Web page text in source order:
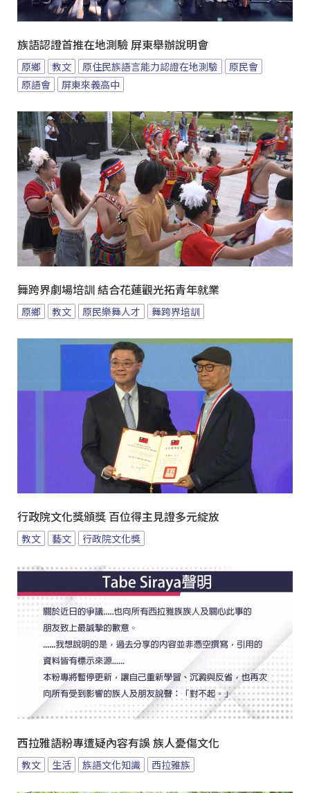
族語認證首推在地測驗 屏東舉辦說明會
原鄉 教文 原住民族語言能力認證在地測驗
原民會
原語會
屏東來義高中
舞跨界劇場培訓 結合花蓮觀光拓青年就業
原鄉 教文 原民樂舞人才 舞跨界培訓
行政院文化獎頒獎 百位得主見證多元綻放
教文 藝文 行政院文化獎
西拉雅語粉專遭疑內容有誤 族人憂傷文化
教文 生活 族語文化知識 西拉雅族